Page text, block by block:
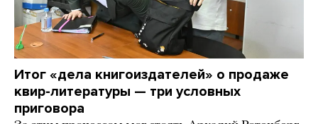
Итог «дела книгоиздателей» о продаже
квир-литературы — три условных
приговора